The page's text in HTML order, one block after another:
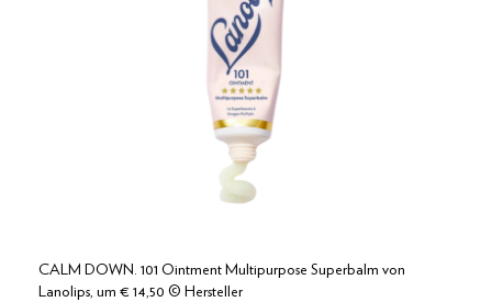
CALM DOWN. 101 Ointment Multipurpose Superbalm von
Lanolips, um € 14,50 © Hersteller